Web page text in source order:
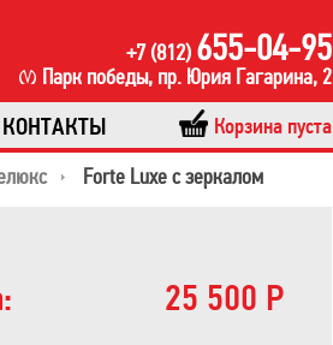
+7 (812) 655-04-95
Парк победы, пр. Юрия Гагарина, 2
КОНТАКТЫ
Корзина пуста
Forte Luxe с зеркалом
25 500 Р